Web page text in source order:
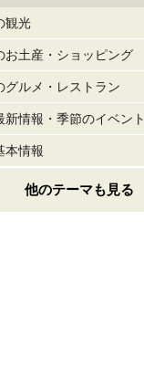
観光
お土産・ショッピング
グルメ・レストラン
新情報・季節のイベント
本情報
他のテーマも見る